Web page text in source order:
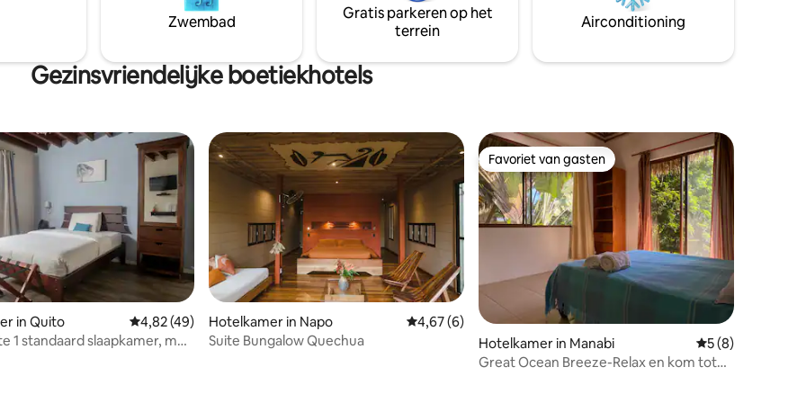
parel aan de kust van
ook kaarten van de stad en
rondleidingen. Het beste hostel in Quito
Zwembad
Gratis parkeren op het
terrein
Airconditioning
Gezinsvriendelijke boetiekhotels
in Quito Gemiddelde beoordeling van 4,82 op 5, 49 recensies
4,82 (49)
1 standaard slaapkamer, met
Hotelkamer in Napo Gemiddelde beoordeling van 4,67 op 5, 6 recensies
4,67 (6)
Suite Bungalow Quechua
Favoriet van gasten
Favoriet van gasten
Hotelkamer in Manabi Gemiddelde
5 (8)
Great Ocean Breeze-Relax en kom tot